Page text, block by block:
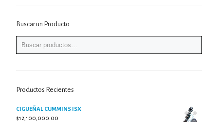
Buscar un Producto
Productos Recientes
CIGUEÑAL CUMMINS ISX
$12,100,000.00